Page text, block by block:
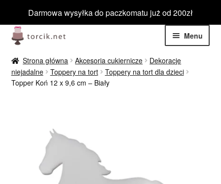
Darmowa wysyłka do paczkomatu już od 200zł
Przejdź
do
nawigacji
Przejdź
do
treści
Menu
Jadalne
Niejadalne
Tematyczne
Strona główna Akcesoria cukiernicze
Dekoracje
niejadalne
Toppery na tort
Toppery na tort dla dzieci
Topper Koń 12 x 9,6 cm – Biały